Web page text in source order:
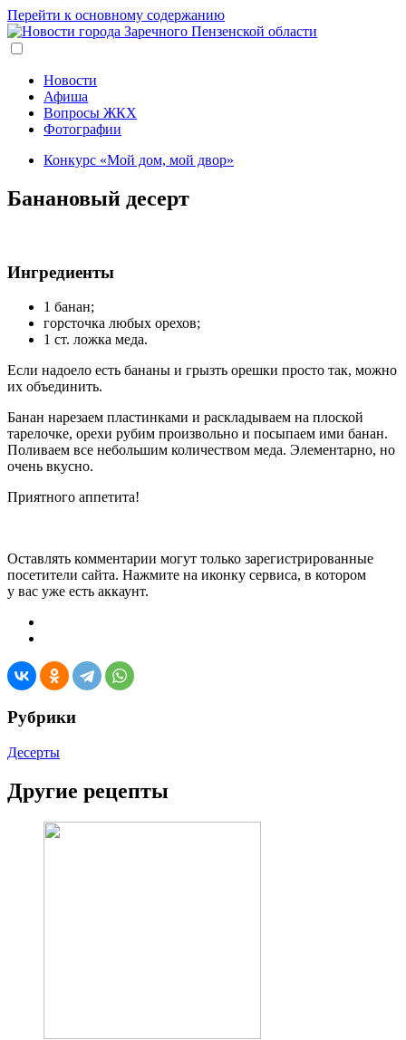
Перейти к основному содержанию
Новости
Афиша
Вопросы ЖКХ
Фотографии
Конкурс «Мой дом, мой двор»
Банановый десерт
Ингредиенты
1 банан;
горсточка любых орехов;
1 ст. ложка меда.
Если надоело есть бананы и грызть орешки просто так, можно
их объединить.
Банан нарезаем пластинками и раскладываем на плоской
тарелочке, орехи рубим произвольно и посыпаем ими банан.
Поливаем все небольшим количеством меда. Элементарно, но
очень вкусно.
Приятного аппетита!
Оставлять комментарии могут только зарегистрированные
посетители сайта. Нажмите на иконку сервиса, в котором
у вас уже есть аккаунт.
Рубрики
Десерты
Другие рецепты